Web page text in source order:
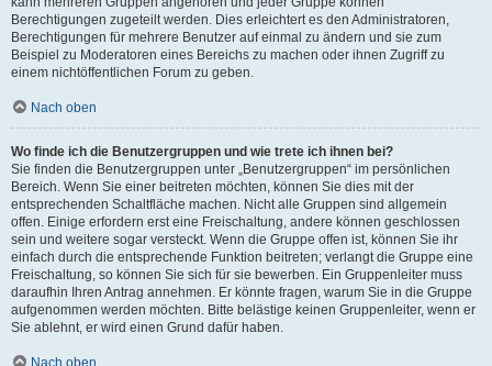
Berechtigungen zugeteilt werden. Dies erleichtert es den Administratoren,
Berechtigungen für mehrere Benutzer auf einmal zu ändern und sie zum
Beispiel zu Moderatoren eines Bereichs zu machen oder ihnen Zugriff zu
einem nichtöffentlichen Forum zu geben.
Nach oben
Wo finde ich die Benutzergruppen und wie trete ich ihnen bei?
Sie finden die Benutzergruppen unter „Benutzergruppen“ im persönlichen
Bereich. Wenn Sie einer beitreten möchten, können Sie dies mit der
entsprechenden Schaltfläche machen. Nicht alle Gruppen sind allgemein
offen. Einige erfordern erst eine Freischaltung, andere können geschlossen
sein und weitere sogar versteckt. Wenn die Gruppe offen ist, können Sie ihr
einfach durch die entsprechende Funktion beitreten; verlangt die Gruppe eine
Freischaltung, so können Sie sich für sie bewerben. Ein Gruppenleiter muss
daraufhin Ihren Antrag annehmen. Er könnte fragen, warum Sie in die Gruppe
aufgenommen werden möchten. Bitte belästige keinen Gruppenleiter, wenn er
Sie ablehnt, er wird einen Grund dafür haben.
Nach oben